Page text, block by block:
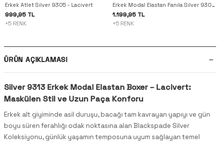
Erkek Atlet Silver 9305 - Lacivert
999,95 TL
+5 RENK
Erkek Modal Elastan Fanila Silver 9306 - Lacivert
1.199,95 TL
+5 RENK
ÜRÜN AÇIKLAMASI
Silver 9313 Erkek Modal Elastan Boxer – Lacivert:
Maskülen Stil ve Uzun Paça Konforu
Erkek alt giyiminde asil duruşu, bacağı tam kavrayan yapıyı ve gün
boyu süren ferahlığı odak noktasına alan Blackspade Silver
Koleksiyonu, günlük yaşamın temposuna uyum sağlayan temel